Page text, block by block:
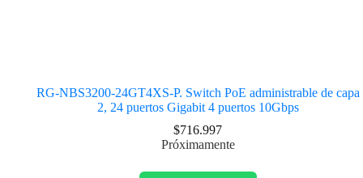
RG-NBS3200-24GT4XS-P. Switch PoE administrable de capa
2, 24 puertos Gigabit 4 puertos 10Gbps
$716.997
Próximamente